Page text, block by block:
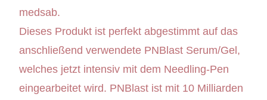
medsab.
Dieses Produkt ist perfekt abgestimmt auf das
anschließend verwendete PNBlast Serum/Gel,
welches jetzt intensiv mit dem Needling-Pen
eingearbeitet wird. PNBlast ist mit 10 Milliarden